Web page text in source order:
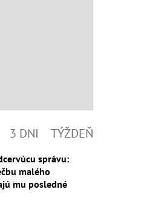
3 DNI TÝŽDEŇ
správu:
malého
mu posledné